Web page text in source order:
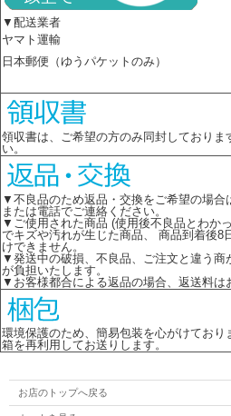
▼配送業者
ヤマト運輸
日本郵便（ゆうパケットのみ）
領収書は、ご希望の方のみ同封しておりま
い。
▼不良品のため返品・交換をご希望の場
または電話でご連絡ください。
▼ご使用された商品 (使用後不良品とわか
でキズや汚れが生じた商品、 商品到着後8
けできません。
▼発送中の破損、不良品、ご注文と違う商
が負担いたします。
▼お客様都合による返品の場合、返送料は
環境保護のため、簡易包装を心がけてお
箱を再利用してお送りします。
お店のトップへ戻る